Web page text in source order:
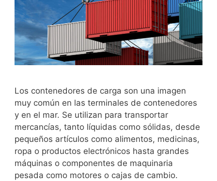
Los contenedores de carga son una imagen
muy común en las terminales de contenedores
y en el mar. Se utilizan para transportar
mercancías, tanto líquidas como sólidas, desde
pequeños artículos como alimentos, medicinas,
ropa o productos electrónicos hasta grandes
máquinas o componentes de maquinaria
pesada como motores o cajas de cambio.